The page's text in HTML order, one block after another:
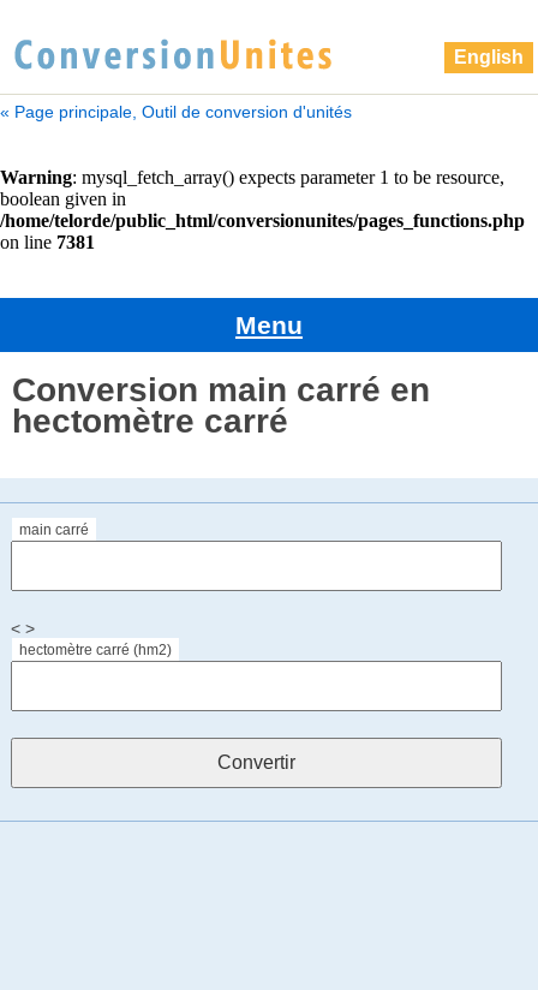
English
« Page principale, Outil de conversion d'unités
Menu
Conversion main carré en
hectomètre carré
main carré
< >
hectomètre carré (hm2)